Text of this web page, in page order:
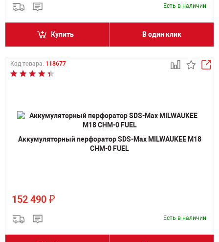
Есть в наличии
Купить В один клик
Код товара: 118677
Аккумуляторный перфоратор SDS-Max MILWAUKEE M18
CHM-0 FUEL
152 490 ₽
Есть в наличии